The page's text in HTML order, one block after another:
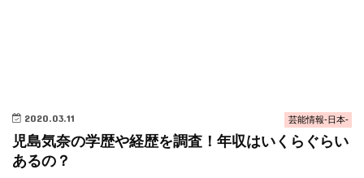
芸能情報-日本-
2020.03.11
児島気奈の学歴や経歴を調査！年収はいくらぐらい
あるの？